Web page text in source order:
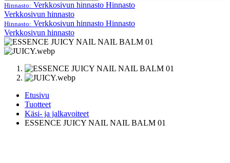
Hinnasto: Verkkosivun hinnasto Hinnasto
Verkkosivun hinnasto
Hinnasto: Verkkosivun hinnasto Hinnasto
Verkkosivun hinnasto
Etusivu
Tuotteet
Käsi- ja jalkavoiteet
ESSENCE JUICY NAIL NAIL BALM 01